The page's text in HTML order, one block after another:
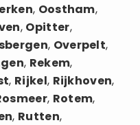
, Oostham,
, Opitter,
, Overpelt,
, Rekem,
, Rijkel, Rijkhoven,
, Rotem,
, Rutten,